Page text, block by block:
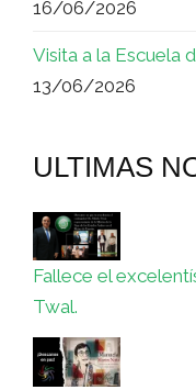
16/06/2026
Visita a la Escuela
13/06/2026
ULTIMAS
Fallece el
Twal.